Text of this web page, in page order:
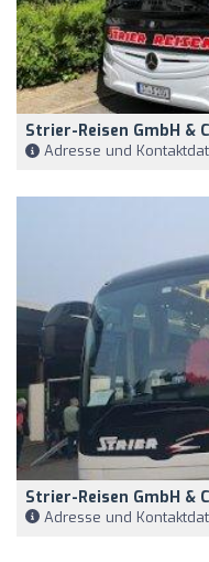
Strier-Reisen GmbH &
Adresse und
Strier-Reisen GmbH &
Adresse und